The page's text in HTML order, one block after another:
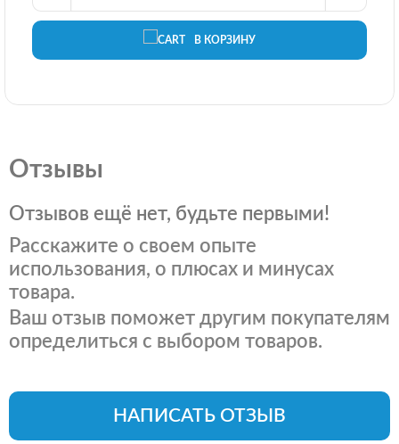
В КОРЗИНУ
Отзывы
Отзывов ещё нет, будьте первыми!
Расскажите о своем опыте
использования, о плюсах и минусах
товара.
Ваш отзыв поможет другим покупателям
определиться с выбором товаров.
НАПИСАТЬ ОТЗЫВ